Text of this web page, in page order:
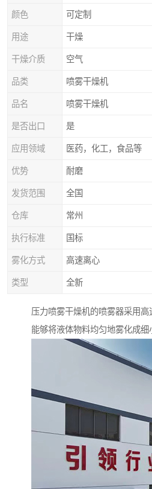
颜色 可定制
用途 干燥
干燥介质 空气
品类 喷雾干燥机
品名 喷雾干燥机
是否出口 是
应用领域 医药，化工，食品等
优势 耐磨
发货范围 全国
仓库 常州
执行标准 国标
雾化方式 高速离心
类型 全新
压力喷雾干燥机的喷雾器采用高
能够将液体物料均匀地雾化成细